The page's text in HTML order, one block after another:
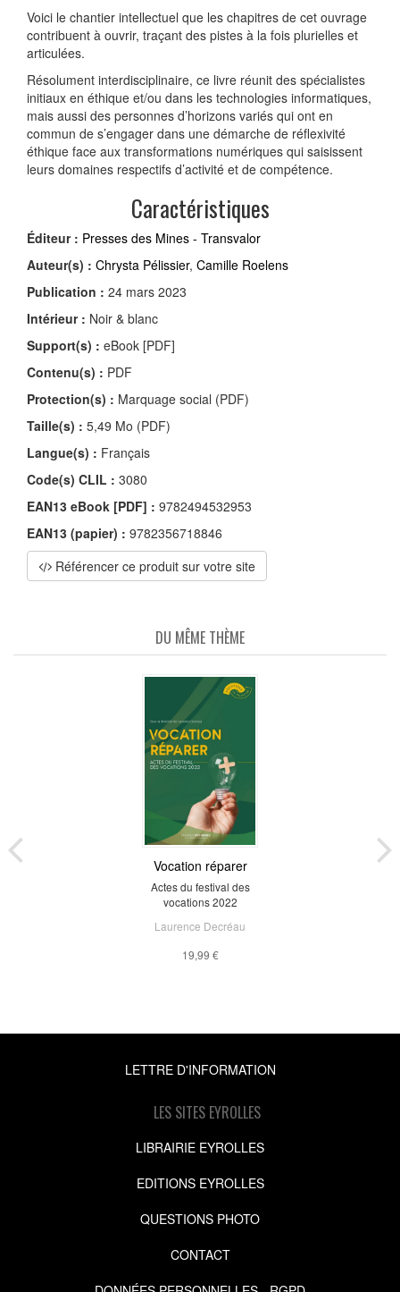
Voici le chantier intellectuel que les chapitres de cet ouvrage
contribuent à ouvrir, traçant des pistes à la fois plurielles et
articulées.
Résolument interdisciplinaire, ce livre réunit des spécialistes
initiaux en éthique et/ou dans les technologies informatiques,
mais aussi des personnes d’horizons variés qui ont en
commun de s’engager dans une démarche de réflexivité
éthique face aux transformations numériques qui saisissent
leurs domaines respectifs d’activité et de compétence.
Caractéristiques
Éditeur : Presses des Mines - Transvalor
Auteur(s) : Chrysta Pélissier, Camille Roelens
Publication : 24 mars 2023
Intérieur : Noir & blanc
Support(s) : eBook [PDF]
Contenu(s) : PDF
Protection(s) : Marquage social (PDF)
Taille(s) : 5,49 Mo (PDF)
Langue(s) : Français
Code(s) CLIL : 3080
EAN13 eBook [PDF] : 9782494532953
EAN13 (papier) : 9782356718846
Référencer ce produit sur votre site
DU MÊME THÈME
Vocation réparer
Actes du festival des
vocations 2022
Laurence Decréau
19,99 €
LETTRE D'INFORMATION
LES SITES EYROLLES
LIBRAIRIE EYROLLES
EDITIONS EYROLLES
QUESTIONS PHOTO
CONTACT